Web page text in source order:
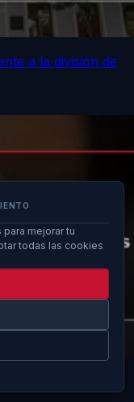
mejorar tu
todas las cookies
a la división de
polémica por